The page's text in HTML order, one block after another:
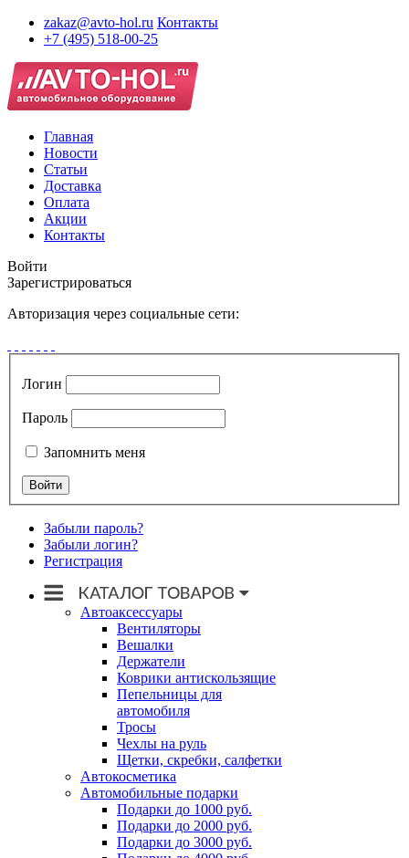
zakaz@avto-hol.ru Контакты
+7 (495) 518-00-25
Главная
Новости
Статьи
Доставка
Оплата
Акции
Контакты
Войти
Зарегистрироваться
Авторизация через социальные сети:
Логин
Пароль
Запомнить меня
Забыли пароль?
Забыли логин?
Регистрация
Автоаксессуары
Вентиляторы
Вешалки
Держатели
Коврики антискользящие
Пепельницы для
автомобиля
Тросы
Чехлы на руль
Щетки, скребки, салфетки
Автокосметика
Автомобильные подарки
Подарки до 1000 руб.
Подарки до 2000 руб.
Подарки до 3000 руб.